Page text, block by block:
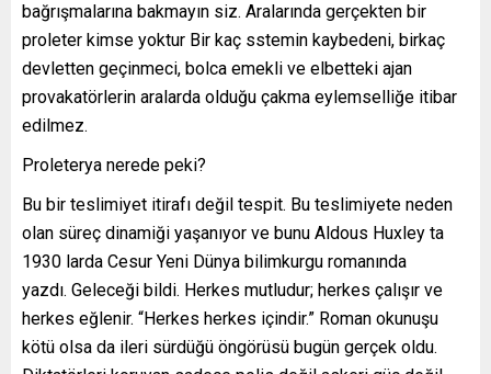
bağrışmalarına bakmayın siz. Aralarında gerçekten bir
proleter kimse yoktur Bir kaç sstemin kaybedeni, birkaç
devletten geçinmeci, bolca emekli ve elbetteki ajan
provakatörlerin aralarda olduğu çakma eylemselliğe itibar
edilmez.
Proleterya nerede peki?
Bu bir teslimiyet itirafı değil tespit. Bu teslimiyete neden
olan süreç dinamiği yaşanıyor ve bunu Aldous Huxley ta
1930 larda Cesur Yeni Dünya bilimkurgu romanında
yazdı. Geleceği bildi. Herkes mutludur; herkes çalışır ve
herkes eğlenir. “Herkes herkes içindir.” Roman okunuşu
kötü olsa da ileri sürdüğü öngörüsü bugün gerçek oldu.